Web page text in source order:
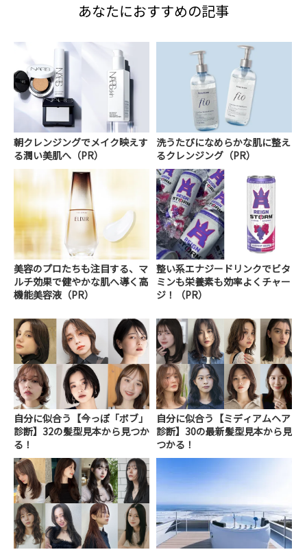
あなたにおすすめの記事
朝クレンジングでメイク映えす
る潤い美肌へ（PR）
洗うたびになめらかな肌に整え
るクレンジング（PR）
美容のプロたちも注目する、マ
ルチ効果で健やかな肌へ導く高
機能美容液（PR）
整い系エナジードリンクでビタ
ミンも栄養素も効率よくチャー
ジ！（PR）
自分に似合う【今っぽ「ボブ」
診断】32の髪型見本から見つか
る！
自分に似合う【ミディアムヘア
診断】30の最新髪型見本から見
つかる！